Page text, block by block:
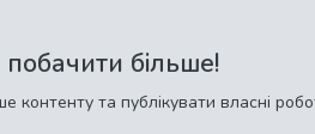
більше!
та публікувати власні